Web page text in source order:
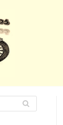
B
U